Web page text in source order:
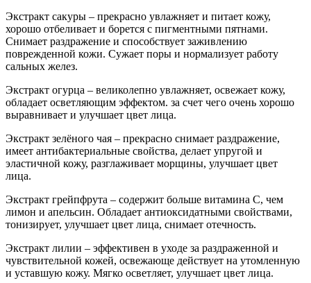
Экстракт сакуры – прекрасно увлажняет и питает кожу,
хорошо отбеливает и борется с пигментными пятнами.
Снимает раздражение и способствует заживлению
поврежденной кожи. Сужает поры и нормализует работу
сальных желез.
Экстракт огурца – великолепно увлажняет, освежает кожу,
обладает осветляющим эффектом. за счет чего очень хорошо
выравнивает и улучшает цвет лица.
Экстракт зелёного чая – прекрасно снимает раздражение,
имеет антибактериальные свойства, делает упругой и
эластичной кожу, разглаживает морщины, улучшает цвет
лица.
Экстракт грейпфрута – содержит больше витамина С, чем
лимон и апельсин. Обладает антиоксидатными свойствами,
тонизирует, улучшает цвет лица, снимает отечность.
Экстракт лилии – эффективен в уходе за раздраженной и
чувствительной кожей, освежающе действует на утомленную
и уставшую кожу. Мягко осветляет, улучшает цвет лица.